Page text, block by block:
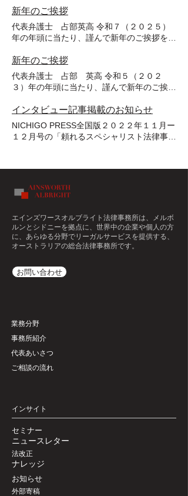
ロジーの急速な進展など、社会の前提条件そ
のものが大きく書き換えられた一年でした。
企業活動や個人の人生設計において、従来の
法制度や慣行のみでは対応しきれない局面が
れる時代に入ったことを、弊所も日々の実務
を通じて実感しております。 このような環
境の下、弊所は複雑に交錯する法務、リス
よび背景事情を 俯瞰的に把握した上で構造
化し 、実務として実装可能な解決へと導く
「構造設計型のリーガル・サービス」を提供
してまいりました。特に、クロスボーダー紛
は、弊所にとって何よりの成果であり、大き
な財産であると考えております。 弊所のコ
受動的に受け止めるのではなく、自ら法務の
新たな価値を創り出し、次の時代へと進んで
いくという決意が込められています。この一
年で得られた多くの経験は、まさにこの「創
でした。 2026年は、危機や不確実性が常
と見込まれます。弊所は本年、「クロスボー
ダー・リスクマネジメント」「労務・人事お
よびガバナンスの高度化」「相続・家族関係
に関わる紛争の構造的解決」という三つの柱
を軸に、専門性と実装力を一層高め、皆様の
会の変化を的確に捉え、その先にある課題を
先取りしながら、法務の新たな価値を創り出
し続けることを使命としています。本年も
「創進」の理念の下、弁護士一同が一丸とな
り、皆様と共に次の時代へと歩みを進めてい
く所存です。 2026年が、皆様にとってさ
らなる飛躍と発展の年となりますことを、心
よりお祈り申し上げます。 エインズワー
⼠、占部英⾼⽒が合同でウェビナー『現地企
業とのパートナー シップ強化に向けた戦
略・法的論点の整理』を開催しました。 本
セッションでは、事業戦略の構築や、特に異
なる国のパートナー企業との連携における戦
略 的・法的な論点について解説しました。
幅広い業界・国から多くの⽅々にご参加いた
だき、パートナーシップ構築の基礎を再確認
ました。本ウェビナーが、パートナー企業と
の事業戦略の 実⾏にあたり、皆様にとって
有益な知⾒を提供できたのであれば幸いで
をお送りしましたので、ぜひご活 ⽤くださ
クに関してご相談ございましたら、IGPI シ
ンガポール⼜は オーストラリアオフィスま
新年のご挨拶
代表弁護士 占部英高 令和７（２０２５）
年の年頭に当たり、謹んで新年のご挨拶を申
際社会が多くの試練に直面した一年でした。
地政学的な緊張の高まり、世界的なインフ
レ、そして気候変動の影響が人々の生活に深
刻な影響を与える中、希望を見出し、未来を
切り拓く努力が続けられました。その一方
で、日本被団協へのノーベル平和賞授与や、
世界各国での気候変動への取り組みは、新た
な可能性を示す出来事でした。 弊所は、オ
課題に寄り添い、解決に向けた実効的な法的
サポートを提供して参りました。特に、日豪
間を中心とした国際商取引、移民法務、労働
ライアントの皆様が安心して未来を描けるよ
う尽力してまいりました。 ２０２５年、弊
所は「創進」をテーマに、新しい価値を創造
し、未来への一歩を踏み出す年にしたいと考
にとどまらず、創造力をもって前進し、クラ
とを目指します。 本年も皆様の目標達成の
一助となれるよう、真摯に取り組む所存で
す。クライアントの皆様、そして地域社会の
す。 どうぞ本年も、変わらぬご支援とご愛
ルブライト法律事務所 代表弁護士 占部 英高
新年のご挨拶
代表弁護士 占部 英高 令和５（２０２
３）年の年頭に当たり、謹んで新年のご挨拶
とどまることを知らぬ気候変動、さらには世
界的なインフレと食糧危機と立ち向かい、オ
ーストラリアではようやく国内外の往来と経
済活動の正常化が進められる中、当事務所は
には、あらためて厚く御礼申し上げます。
国際化、デジタル化が進み、さらなるボーダ
クライアントの皆様の信頼関係を重視し、ア
ドバイスだけでなくソリューションを提案で
きる事務所を目指しています。本年も新しい
事ご対応できる真の意味での国際総合法律事
務所であり続けることを使命として、法的支
く、皆様にとって大いなる飛躍の一年となり
ますよう、皆様のご多幸と一層のご繁栄を心
から祈念し、新年のご挨拶といたします。
令和５年（２０２３）年 元旦 エインズワ
ースオルブライト法律事務所 代表弁護士
インタビュー記事掲載のお知らせ
NICHIGO PRESS全国版２０２２年１１月ー
１２月号の「頼れるスペシャリスト法律事務
https://nichigopress.jp/topics-item/48472/
エインズワースオルブライト法律事務所は、メルボ
ルンとシドニーを拠点に、世界中の企業や個人の方
に、あらゆる分野でリーガルサービスを提供する、
オーストラリアの総合法律事務所です。
お問い合わせ
​業務分野
事務所紹介
代表あいさつ
ご相談の流れ
​インサイト
​セミナー
​ニュースレター
法改正
​ナレッジ
​お知らせ
​外部寄稿